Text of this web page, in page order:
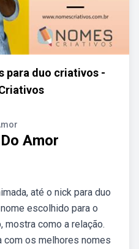
para duo criativos -
Amor
até o nick para duo
escolhido para o
mostra como a relação.
os melhores nomes